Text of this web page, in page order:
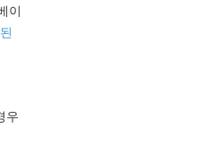
이
우